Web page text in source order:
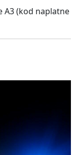
A3 (kod naplatne